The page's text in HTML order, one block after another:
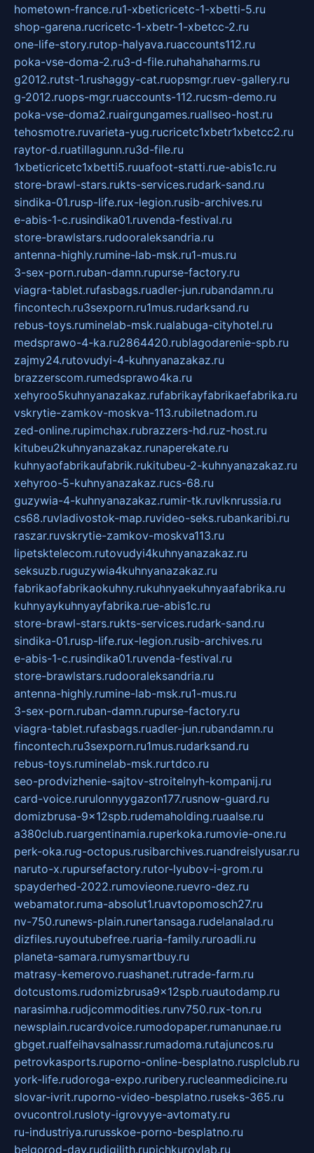
hometown-france.ru1-xbeticricetc-1-xbetti-5.ru
shop-garena.rucricetc-1-xbetr-1-xbetcc-2.ru
one-life-story.rutop-halyava.ruaccounts112.ru
poka-vse-doma-2.ru3-d-file.ruhahahaharms.ru
g2012.rutst-1.rushaggy-cat.ruopsmgr.ruev-gallery.ru
g-2012.ruops-mgr.ruaccounts-112.rucsm-demo.ru
poka-vse-doma2.ruairgungames.ruallseo-host.ru
tehosmotre.ruvarieta-yug.rucricetc1xbetr1xbetcc2.ru
raytor-d.ruatillagunn.ru3d-file.ru
1xbeticricetc1xbetti5.ruuafoot-statti.rue-abis1c.ru
store-brawl-stars.rukts-services.rudark-sand.ru
sindika-01.rusp-life.rux-legion.rusib-archives.ru
e-abis-1-c.rusindika01.ruvenda-festival.ru
store-brawlstars.rudooraleksandria.ru
antenna-highly.rumine-lab-msk.ru1-mus.ru
3-sex-porn.ruban-damn.rupurse-factory.ru
viagra-tablet.rufasbags.ruadler-jun.rubandamn.ru
fincontech.ru3sexporn.ru1mus.rudarksand.ru
rebus-toys.ruminelab-msk.rualabuga-cityhotel.ru
medsprawo-4-ka.ru2864420.rublagodarenie-spb.ru
zajmy24.rutovudyi-4-kuhnyanazakaz.ru
brazzerscom.rumedsprawo4ka.ru
xehyroo5kuhnyanazakaz.rufabrikayfabrikaefabrika.ru
vskrytie-zamkov-moskva-113.rubiletnadom.ru
zed-online.rupimchax.rubrazzers-hd.ruz-host.ru
kitubeu2kuhnyanazakaz.runaperekate.ru
kuhnyaofabrikaufabrik.rukitubeu-2-kuhnyanazakaz.ru
xehyroo-5-kuhnyanazakaz.rucs-68.ru
guzywia-4-kuhnyanazakaz.rumir-tk.ruvlknrussia.ru
cs68.ruvladivostok-map.ruvideo-seks.rubankaribi.ru
raszar.ruvskrytie-zamkov-moskva113.ru
lipetsktelecom.rutovudyi4kuhnyanazakaz.ru
seksuzb.ruguzywia4kuhnyanazakaz.ru
fabrikaofabrikaokuhny.rukuhnyaekuhnyaafabrika.ru
kuhnyaykuhnyayfabrika.rue-abis1c.ru
store-brawl-stars.rukts-services.rudark-sand.ru
sindika-01.rusp-life.rux-legion.rusib-archives.ru
e-abis-1-c.rusindika01.ruvenda-festival.ru
store-brawlstars.rudooraleksandria.ru
antenna-highly.rumine-lab-msk.ru1-mus.ru
3-sex-porn.ruban-damn.rupurse-factory.ru
viagra-tablet.rufasbags.ruadler-jun.rubandamn.ru
fincontech.ru3sexporn.ru1mus.rudarksand.ru
rebus-toys.ruminelab-msk.rurtdco.ru
seo-prodvizhenie-sajtov-stroitelnyh-kompanij.ru
card-voice.rurulonnyygazon177.rusnow-guard.ru
domizbrusa-9x12spb.rudemaholding.ruaalse.ru
a380club.ruargentinamia.ruperkoka.rumovie-one.ru
perk-oka.rug-octopus.rusibarchives.ruandreislyusar.ru
naruto-x.rupursefactory.rutor-lyubov-i-grom.ru
spayderhed-2022.rumovieone.ruevro-dez.ru
webamator.ruma-absolut1.ruavtopomosch27.ru
nv-750.runews-plain.runertansaga.rudelanalad.ru
dizfiles.ruyoutubefree.ruaria-family.ruroadli.ru
planeta-samara.rumysmartbuy.ru
matrasy-kemerovo.ruashanet.rutrade-farm.ru
dotcustoms.rudomizbrusa9x12spb.ruautodamp.ru
narasimha.rudjcommodities.runv750.rux-ton.ru
newsplain.rucardvoice.rumodopaper.rumanunae.ru
gbget.rualfeihavsalnassr.rumadoma.rutajuncos.ru
petrovkasports.ruporno-online-besplatno.rusplclub.ru
york-life.rudoroga-expo.ruribery.rucleanmedicine.ru
slovar-ivrit.ruporno-video-besplatno.ruseks-365.ru
ovucontrol.rusloty-igrovyye-avtomaty.ru
ru-industriya.rurusskoe-porno-besplatno.ru
belgorod-day.rudigilith.rupichkurovlab.ru